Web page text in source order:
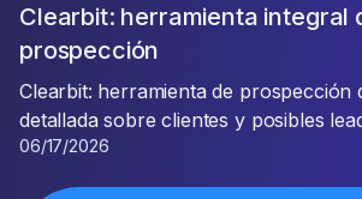
Clearbit: herramienta integral
prospección
Clearbit: herramienta de prospección
detallada sobre clientes y posibles
06/17/2026